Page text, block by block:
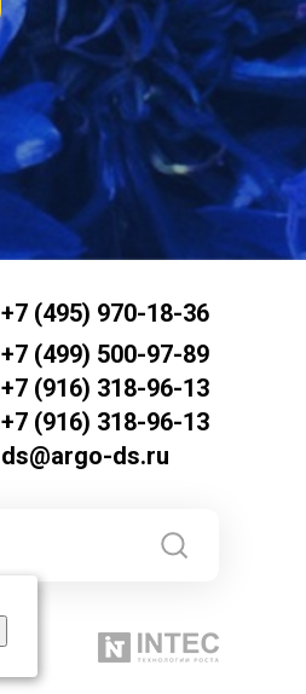
+7 (495) 970-18-36
+7 (499) 500-97-89
+7 (916) 318-96-13
+7 (916) 318-96-13
ds@argo-ds.ru